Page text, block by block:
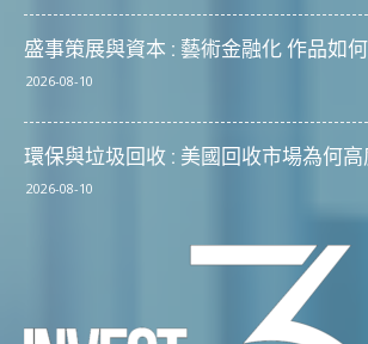
盛事策展與資本 : 藝術金融化 作品如
2026-08-10
環保與垃圾回收 : 美國回收市場為何高
2026-08-10